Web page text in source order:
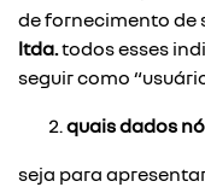
de fornecimento de
ltda.todos esses
seguir como
quais dados
seja para